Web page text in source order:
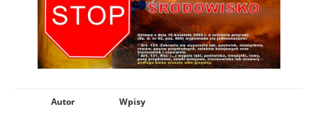
Autor Wpisy